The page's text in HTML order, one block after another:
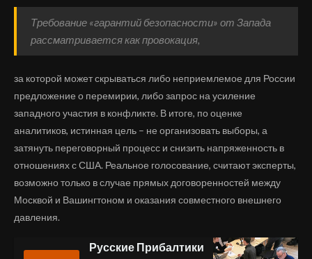
Требование «гарантий безопасности» от Запада
рассматривается как провокация,
за которой может скрываться либо неприемлемое для России
предложение о перемирии, либо запрос на усиление
западного участия в конфликте. В итоге, по оценке
аналитиков, истинная цель – не организовать выборы, а
затянуть переговорный процесс и снизить напряженность в
отношениях с США. Реальное голосование, считают эксперты,
возможно только в случае прямых договоренностей между
Москвой и Вашингтоном и оказания совместного внешнего
давления.
Русские Прибалтики